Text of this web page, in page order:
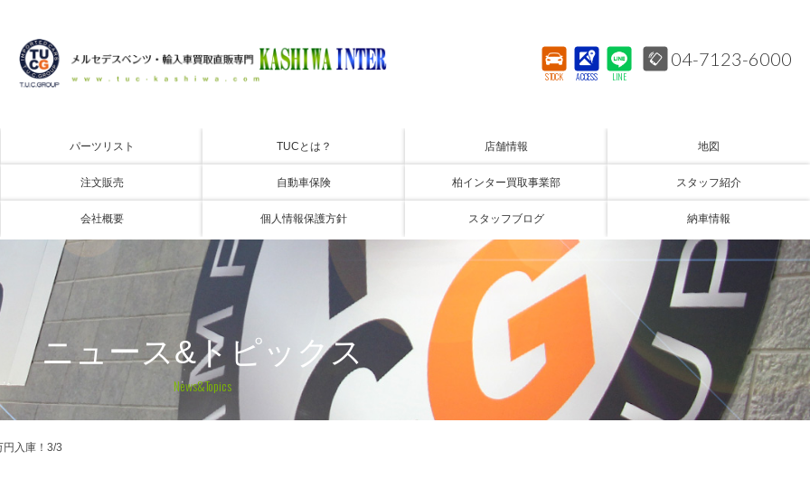
STOCK ACCESS LINE
04-7123-6000
パーツリスト TUCとは？ 店舗情報 地図
注文販売 自動車保険 柏インター買取事業部 スタッフ紹介
会社概要 個人情報保護方針 スタッフブログ 納車情報
ニュース&トピックス
News&Topics
円入庫！3/3